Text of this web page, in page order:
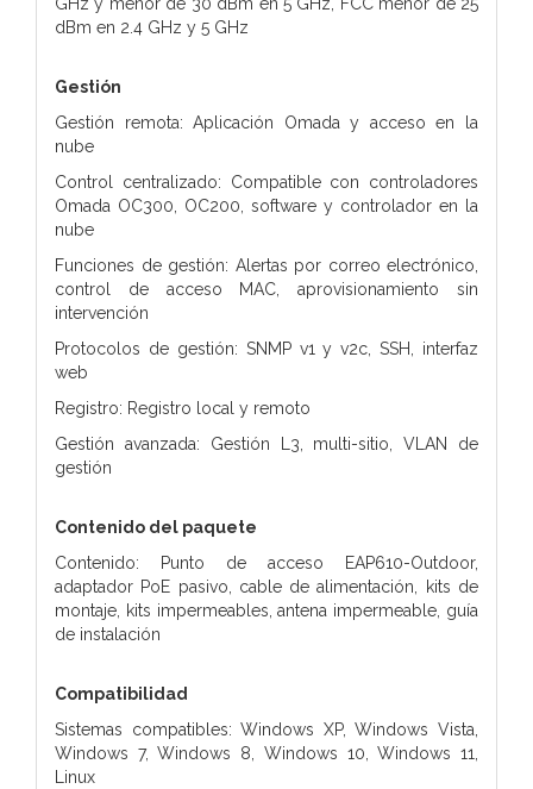
dBm en 2.4 GHz y 5 GHz
Gestión
Gestión remota: Aplicación Omada y acceso en la
nube
Control centralizado: Compatible con controladores
Omada OC300, OC200, software y controlador en la
nube
Funciones de gestión: Alertas por correo electrónico,
control de acceso MAC, aprovisionamiento sin
intervención
Protocolos de gestión: SNMP v1 y v2c, SSH, interfaz
web
Registro: Registro local y remoto
Gestión avanzada: Gestión L3, multi-sitio, VLAN de
gestión
Contenido del paquete
Contenido: Punto de acceso EAP610-Outdoor,
adaptador PoE pasivo, cable de alimentación, kits de
montaje, kits impermeables, antena impermeable, guía
de instalación
Compatibilidad
Sistemas compatibles: Windows XP, Windows Vista,
Windows 7, Windows 8, Windows 10, Windows 11,
Linux